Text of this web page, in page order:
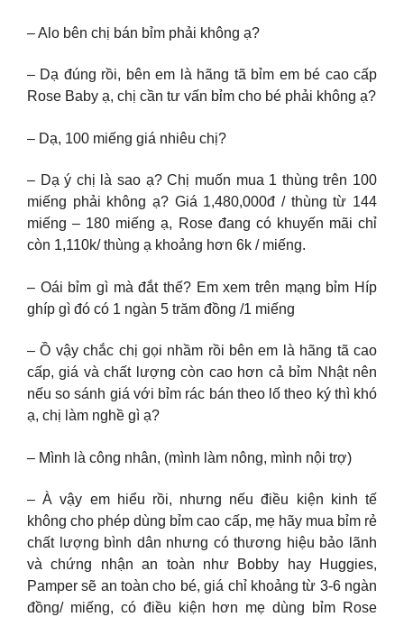
– Alo bên chị bán bỉm phải không ạ?
– Dạ đúng rồi, bên em là hãng tã bỉm em bé cao cấp
Rose Baby ạ, chị cần tư vấn bỉm cho bé phải không ạ?
– Dạ, 100 miếng giá nhiêu chị?
– Dạ ý chị là sao ạ? Chị muốn mua 1 thùng trên 100
miếng phải không ạ? Giá 1,480,000đ / thùng từ 144
miếng – 180 miếng ạ, Rose đang có khuyến mãi chỉ
còn 1,110k/ thùng ạ khoảng hơn 6k / miếng.
– Oái bỉm gì mà đắt thế? Em xem trên mạng bỉm Híp
ghíp gì đó có 1 ngàn 5 trăm đồng /1 miếng
– Ồ vậy chắc chị gọi nhầm rồi bên em là hãng tã cao
cấp, giá và chất lượng còn cao hơn cả bỉm Nhật nên
nếu so sánh giá với bỉm rác bán theo lố theo ký thì khó
ạ, chị làm nghề gì ạ?
– Mình là công nhân, (mình làm nông, mình nội trợ)
– À vậy em hiểu rồi, nhưng nếu điều kiện kinh tế
không cho phép dùng bỉm cao cấp, mẹ hãy mua bỉm rẻ
chất lượng bình dân nhưng có thương hiệu bảo lãnh
và chứng nhận an toàn như Bobby hay Huggies,
Pamper sẽ an toàn cho bé, giá chỉ khoảng từ 3-6 ngàn
đồng/ miếng, có điều kiện hơn mẹ dùng bỉm Rose